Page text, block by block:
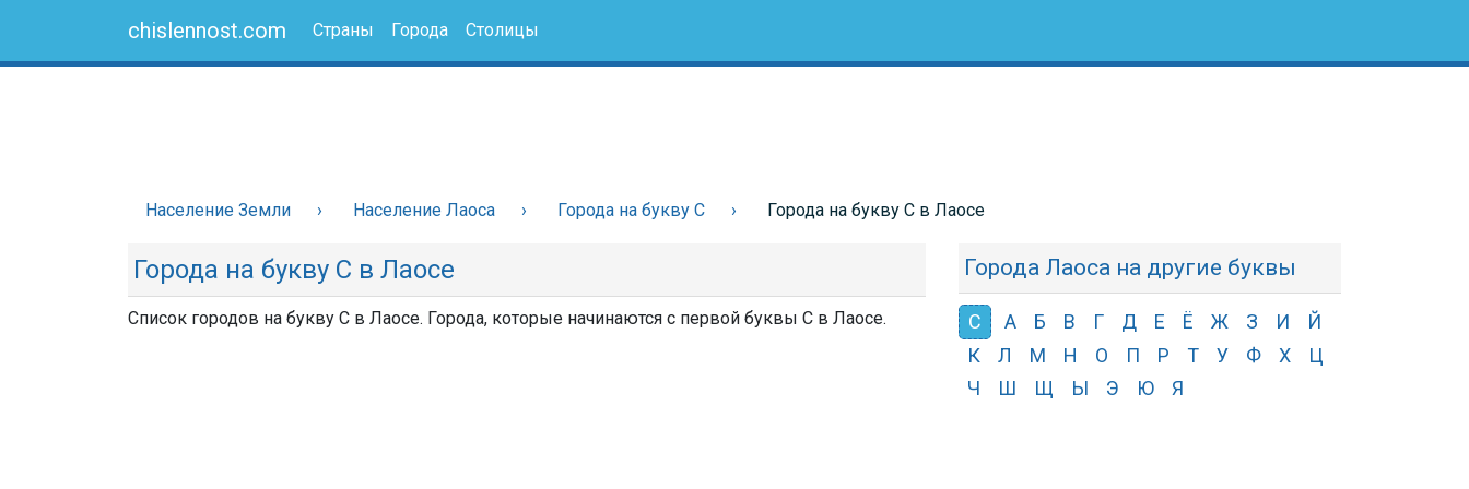
chislennost.com Страны Города Столицы
Население Земли Население Лаоса Города на букву С Города на букву С в Лаосе
Города на букву С в Лаосе
Список городов на букву С в Лаосе. Города, которые начинаются с первой буквы С в Лаосе.
Города Лаоса на другие буквы
С А Б В Г Д Е Ё Ж З И
Й
К
Л М Н О П Р Т У Ф Х
Ц
Ч
Ш Щ Ы Э Ю Я